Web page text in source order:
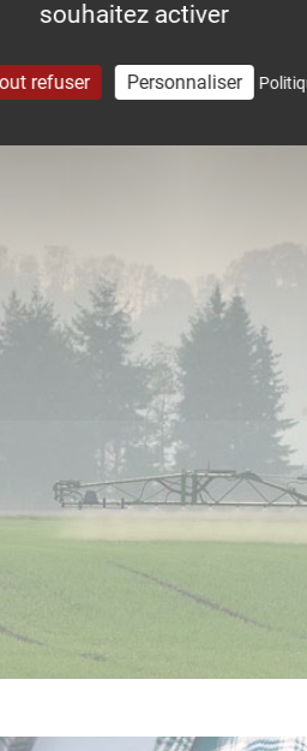
dans le suivi
souhaitez activer
refuser Personnaliser